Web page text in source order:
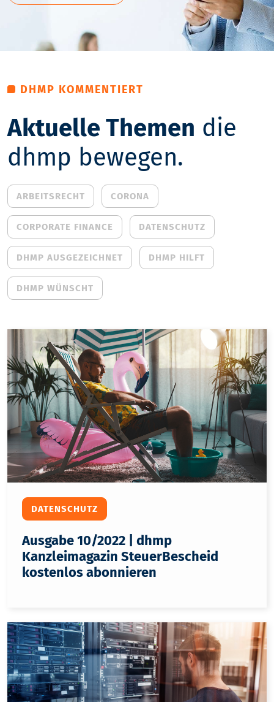
DHMP KOMMENTIERT
Aktuelle Themen die
dhmp bewegen.
ARBEITSRECHT CORONA
CORPORATE FINANCE DATENSCHUTZ
DHMP AUSGEZEICHNET DHMP HILFT
DHMP WÜNSCHT
DATENSCHUTZ
Ausgabe 10/2022 | dhmp
Kanzleimagazin SteuerBescheid
kostenlos abonnieren